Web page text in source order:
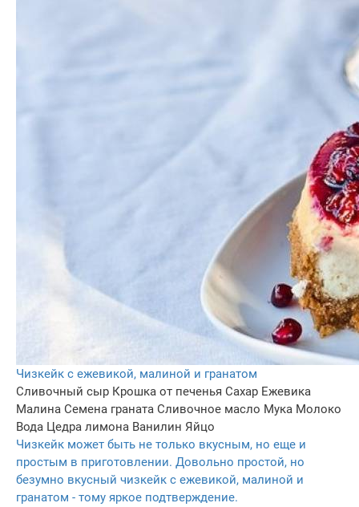
Чизкейк с ежевикой, малиной и гранатом
Сливочный сыр Крошка от печенья Сахар Ежевика
Малина Семена граната Сливочное масло Мука Молоко
Вода Цедра лимона Ванилин Яйцо
Чизкейк может быть не только вкусным, но еще и
простым в приготовлении. Довольно простой, но
безумно вкусный чизкейк с ежевикой, малиной и
гранатом - тому яркое подтверждение.